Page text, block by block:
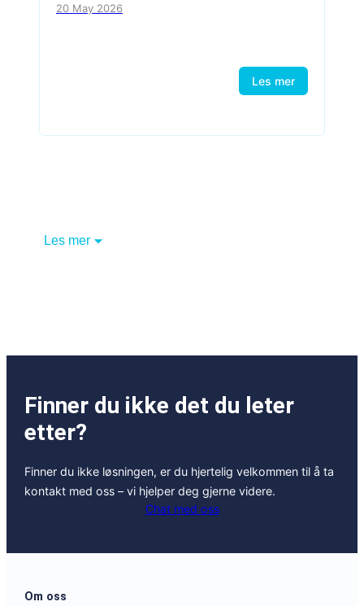
20 May 2026
Les mer
Les mer
Finner du ikke det du leter
etter?
Finner du ikke løsningen, er du hjertelig velkommen til å ta
kontakt med oss – vi hjelper deg gjerne videre.
Chat med oss
Om oss